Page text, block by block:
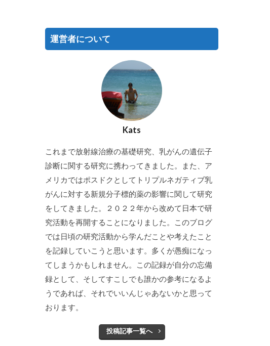
運営者について
Kats
これまで放射線治療の基礎研究、乳がんの遺伝子
診断に関する研究に携わってきました。また、ア
メリカではポスドクとしてトリプルネガティブ乳
がんに対する新規分子標的薬の影響に関して研究
をしてきました。２０２２年から改めて日本で研
究活動を再開することになりました。このブログ
では日頃の研究活動から学んだことや考えたこと
を記録していこうと思います。多くが愚痴になっ
てしまうかもしれません。この記録が自分の忘備
録として、そしてすこしでも誰かの参考になるよ
うであれば、それでいいんじゃあないかと思って
おります。
投稿記事一覧へ